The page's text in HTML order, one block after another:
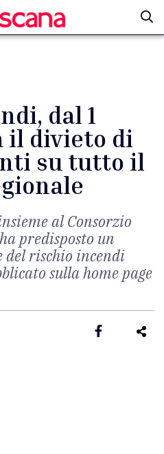
dal 1
il divieto di
su tutto il
al Consorzio
predisposto un
del rischio incendi
sulla home page